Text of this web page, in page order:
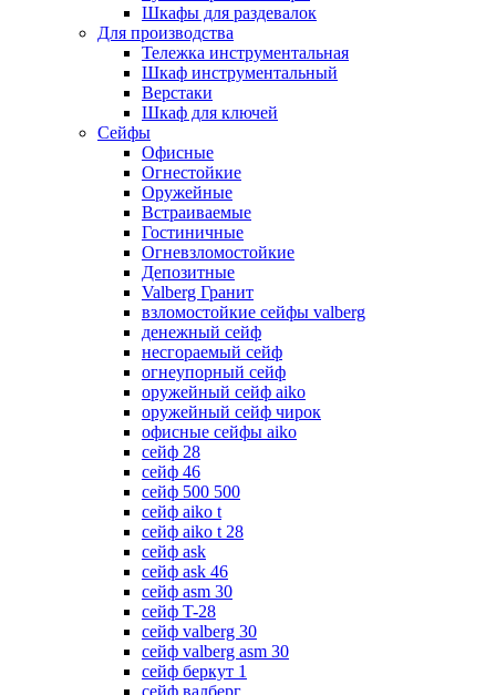
Шкафы для раздевалок
Для производства
Тележка инструментальная
Шкаф инструментальный
Верстаки
Шкаф для ключей
Сейфы
Офисные
Огнестойкие
Оружейные
Встраиваемые
Гостиничные
Огневзломостойкие
Депозитные
Valberg Гранит
взломостойкие сейфы valberg
денежный сейф
несгораемый сейф
огнеупорный сейф
оружейный сейф aiko
оружейный сейф чирок
офисные сейфы aiko
сейф 28
сейф 46
сейф 500 500
сейф aiko t
сейф aiko t 28
сейф ask
сейф ask 46
сейф asm 30
сейф T-28
сейф valberg 30
сейф valberg asm 30
сейф беркут 1
сейф валберг